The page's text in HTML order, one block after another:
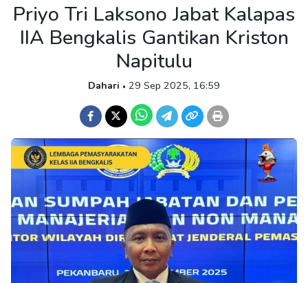
Priyo Tri Laksono Jabat Kalapas
IIA Bengkalis Gantikan Kriston
Napitulu
Dahari • 29 Sep 2025, 16:59